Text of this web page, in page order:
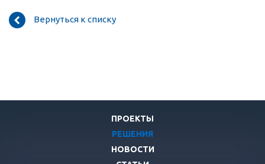
Вернуться к списку
ПРОЕКТЫ
РЕШЕНИЯ
НОВОСТИ